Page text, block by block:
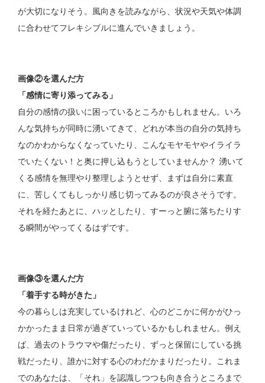
が大切になりそう。風向きを読みながら、状況や天気や体調
に合わせてフレキシブルに進んでいきましょう。
画像②を選んだ方
「感情に寄り添ってみる」
自分の感情の扱いに困っているところかもしれません。いろ
んな気持ちが同時に湧いてきて、どれが本当の自分の気持ち
なのかわからなくなっていたり、こんなモヤモヤやイライラ
でいたくない！と奥に押し込もうとしていませんか？ 湧いて
くる感情を無理やり整理しようとせず、まずは自分に素直
に、苦しくてもしっかり感じ切ってみるのが良さそうです。
それを経たあとに、ハッとしたり、すーっと腑に落ちたりす
る瞬間がやってくるはずです。
画像③を選んだ方
「着手する時がきた」
今の暮らしは充実しているけれど、心のどこかに何かがひっ
かかったまま日常が過ぎていっているかもしれません。例え
ば、過去のトラウマや傷だったり、ずっと保留にしている挑
戦だったり、誰かに対する心のわだかまりだったり。これま
でのあなたは、「それ」を認識しつつも向き合うところまで